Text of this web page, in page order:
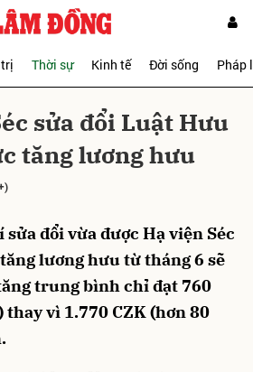
Thời sự Kinh tế Đời sống Pháp
sửa đổi Luật Hưu
tăng lương hưu
đổi vừa được Hạ viện Séc
lương hưu từ tháng 6 sẽ
trung bình chỉ đạt 760
thay vì 1.770 CZK (hơn 80